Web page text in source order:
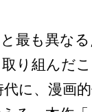
最も異な
り組んだ
に、漫画